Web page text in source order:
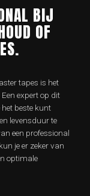
BIJ
OF
tapes is het
expert op dit
beste kunt
levensduur te
een professional
je er zeker van
optimale